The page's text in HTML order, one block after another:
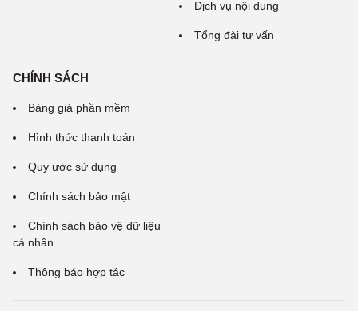
Dịch vụ nội dung
Tổng đài tư vấn
CHÍNH SÁCH
Bảng giá phần mềm
Hình thức thanh toán
Quy ước sử dụng
Chính sách bảo mật
Chính sách bảo vệ dữ liệu
cá nhân
Thông báo hợp tác